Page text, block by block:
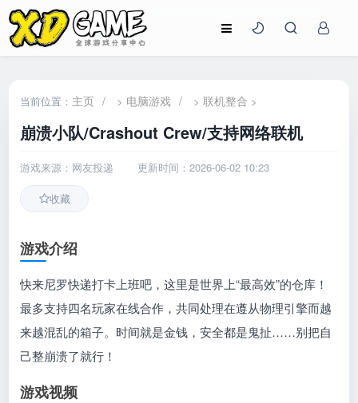
当前位置： 主页 / > 电脑游戏 / >联机整合 >
崩溃小队/Crashout Crew/支持网络联机
游戏来源：网友投递 更新时间：2026-06-02 10:23
收藏
游戏介绍
快来尼罗快递打卡上班吧，这里是世界上“最高效”的仓库！
最多支持四名玩家在线合作，共同处理在遵从物理引擎而越
来越混乱的箱子。时间就是金钱，安全都是鬼扯……别把自
己整崩溃了就行！
游戏视频